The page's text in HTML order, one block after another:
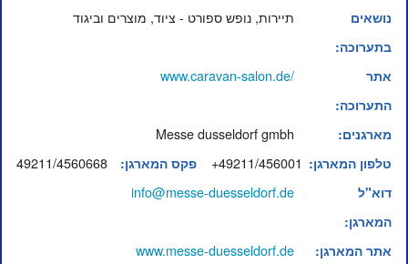
תיירות, נופש ספורט - ציוד, מוצרים וביגוד
נושאים
בתערוכה:
www.caravan-salon.de/
אתר
התערוכה:
Messe dusseldorf gmbh מארגנים:
49211/4560668 פקס המארגן: +49211/456001 טלפון המארגן:
info@messe-duesseldorf.de
דוא"ל
המארגן:
www.messe-duesseldorf.de אתר המארגן: